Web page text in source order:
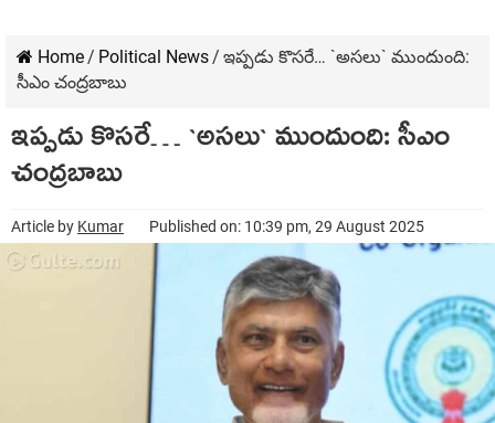
Home/ Political News/ ఇప్ప‌డు కొస‌రే… `అస‌లు` ముందుంది:
సీఎం చంద్ర‌బాబు
ఇప్ప‌డు కొస‌రే… `అస‌లు` ముందుంది: సీఎం
చంద్ర‌బాబు
Article by Kumar Published on: 10:39 pm, 29 August 2025